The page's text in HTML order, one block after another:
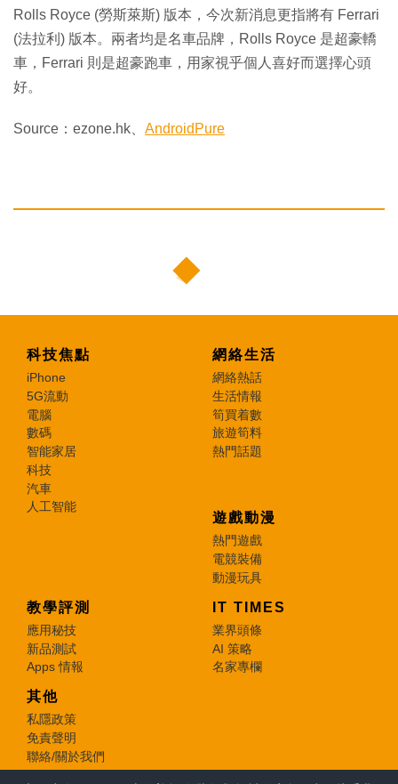
Rolls Royce (勞斯萊斯) 版本，今次新消息更指將有 Ferrari
(法拉利) 版本。兩者均是名車品牌，Rolls Royce 是超豪轎
車，Ferrari 則是超豪跑車，用家視乎個人喜好而選擇心頭
好。
Source：ezone.hk、 AndroidPure
科技焦點
iPhone
5G流動
電腦
數碼
智能家居
科技
汽車
人工智能
網絡生活
網絡熱話
生活情報
筍買着數
旅遊筍料
熱門話題
遊戲動漫
熱門遊戲
電競裝備
動漫玩具
教學評測
應用秘技
新品測試
Apps 情報
IT TIMES
業界頭條
AI 策略
名家專欄
其他
私隱政策
免責聲明
聯絡/關於我們